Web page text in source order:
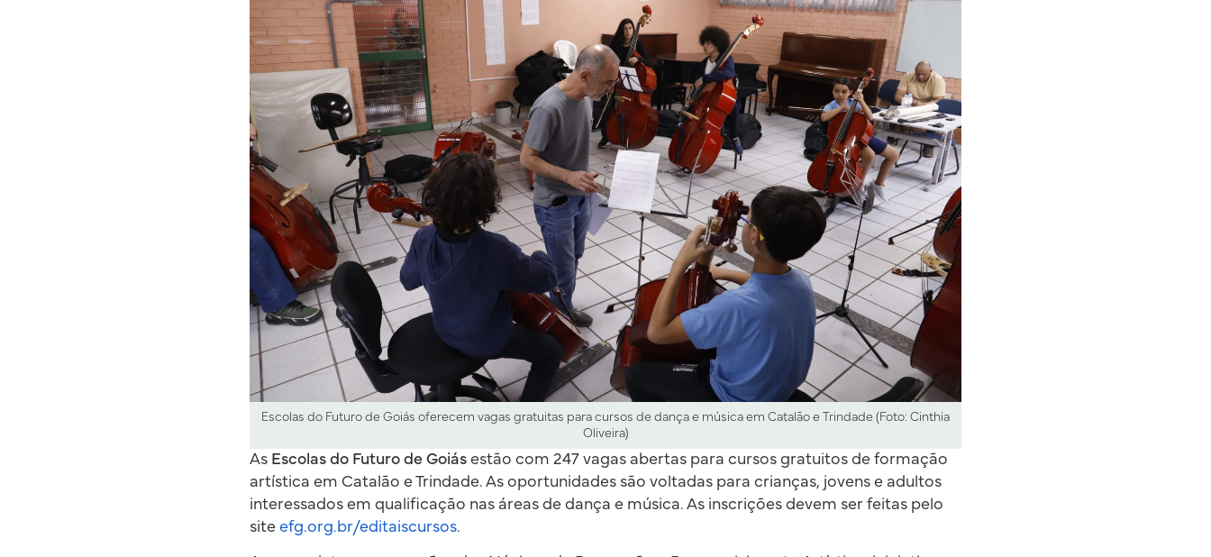
Escolas do Futuro de Goiás oferecem vagas gratuitas para cursos de dança e música em Catalão e Trindade (Foto: Cinthia
Oliveira)
As Escolas do Futuro de Goiás estão com 247 vagas abertas para cursos gratuitos de formação
artística em Catalão e Trindade. As oportunidades são voltadas para crianças, jovens e adultos
interessados em qualificação nas áreas de dança e música. As inscrições devem ser feitas pelo
siteefg.org.br/editaiscursos.